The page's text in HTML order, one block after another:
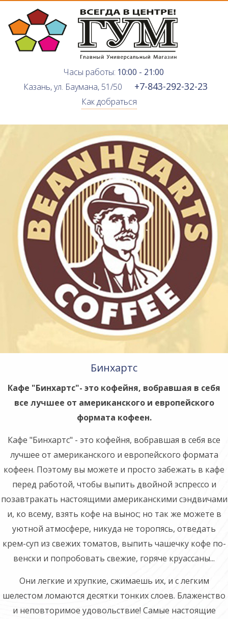
Часы работы: 10:00 - 21:00
Казань, ул. Баумана, 51/50
+7-843-292-32-23
Как добраться
Бинхартс
Кафе "Бинхартс"- это кофейня, вобравшая в себя
все лучшее от американского и европейского
формата кофеен.
Кафе "Бинхартс" - это кофейня, вобравшая в себя все
лучшее от американского и европейского формата
кофеен. Поэтому вы можете и просто забежать в кафе
перед работой, чтобы выпить двойной эспрессо и
позавтракать настоящими американскими сэндвичами
и, ко всему, взять кофе на вынос; но так же можете в
уютной атмосфере, никуда не торопясь, отведать
крем-суп из свежих томатов, выпить чашечку кофе по-
венски и попробовать свежие, горяче круассаны...
Они легкие и хрупкие, сжимаешь их, и с легким
шелестом ломаются десятки тонких слоев. Блаженство
и неповторимое удовольствие! Самые настоящие